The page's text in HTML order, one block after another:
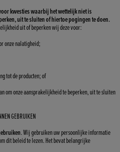
kwesties waarbij het wettelijk niet is
uit te sluiten of hiertoe pogingen te doen.
uit of beperken wij deze voor:
onze nalatigheid;
tot de producten; of
om onze aansprakelijkheid te beperken, uit te sluiten
GEBRUIKEN
. Wij gebruiken uw persoonlijke informatie
dit beleid te lezen. Het bevat belangrijke